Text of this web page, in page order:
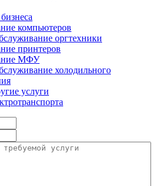
компьютеров
оргтехники
принтеров
МФУ
холодильного
услуги